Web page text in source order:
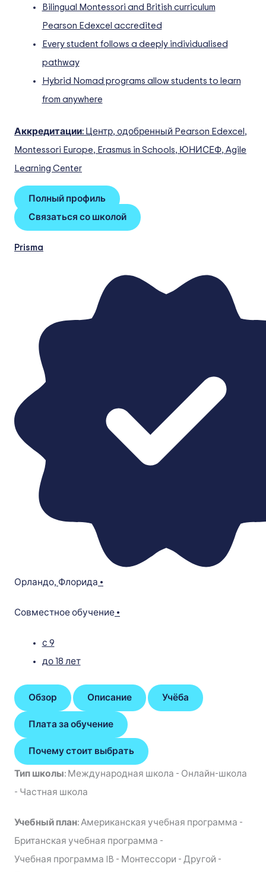
Bilingual Montessori and British curriculum
Pearson Edexcel accredited
Every student follows a deeply individualised
pathway
Hybrid Nomad programs allow students to learn
from anywhere
Аккредитации: Центр, одобренный Pearson Edexcel,
Montessori Europe, Erasmus in Schools, ЮНИСЕФ, Agile
Learning Center
Полный профиль
Связаться со школой
Prisma
Орландо, Флорида •
Совместное обучение •
с 9
до 18 лет
Обзор Описание Учёба
Плата за обучение
Почему стоит выбрать
Тип школы: Международная школа - Онлайн-школа
- Частная школа
Учебный план: Американская учебная программа -
Британская учебная программа -
Учебная программа IB - Монтессори - Другой -